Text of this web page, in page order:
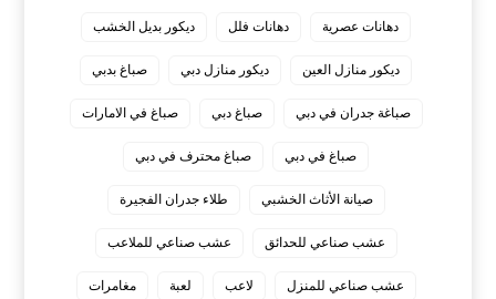
دهانات عصرية دهانات فلل ديكور بديل الخشب
ديكور منازل العين ديكور منازل دبي صباغ بدبي
صباغة جدران في دبي صباغ دبي صباغ في الامارات
صباغ في دبي صباغ محترف في دبي
صيانة الأثاث الخشبي طلاء جدران الفجيرة
عشب صناعي للحدائق عشب صناعي للملاعب
عشب صناعي للمنزل لاعب لعبة مغامرات